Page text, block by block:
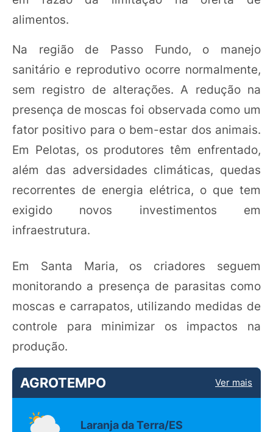
alimentos.
Na região de Passo Fundo, o manejo
sanitário e reprodutivo ocorre normalmente,
sem registro de alterações. A redução na
presença de moscas foi observada como um
fator positivo para o bem-estar dos animais.
Em Pelotas, os produtores têm enfrentado,
além das adversidades climáticas, quedas
recorrentes de energia elétrica, o que tem
exigido novos investimentos em
infraestrutura.
Em Santa Maria, os criadores seguem
monitorando a presença de parasitas como
moscas e carrapatos, utilizando medidas de
controle para minimizar os impactos na
produção.
AGROTEMPO Ver mais
Laranja da Terra/ES